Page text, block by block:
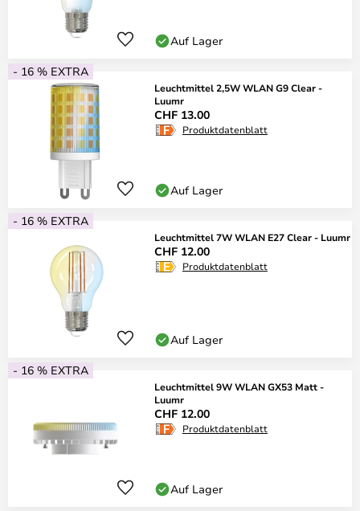
Auf Lager
- 16 % EXTRA
Leuchtmittel 2,5W WLAN G9 Clear -
Luumr
CHF 13.00
Produktdatenblatt
Auf Lager
- 16 % EXTRA
Leuchtmittel 7W WLAN E27 Clear - Luumr
CHF 12.00
Produktdatenblatt
Auf Lager
- 16 % EXTRA
Leuchtmittel 9W WLAN GX53 Matt -
Luumr
CHF 12.00
Produktdatenblatt
Auf Lager